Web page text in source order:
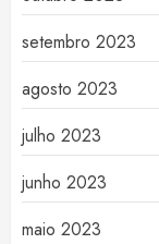
setembro 2023
agosto 2023
julho 2023
junho 2023
maio 2023